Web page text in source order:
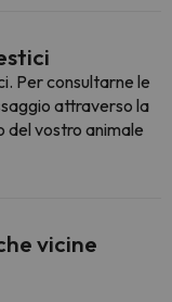
Per consultarne le
attraverso la
del vostro animale
vicine